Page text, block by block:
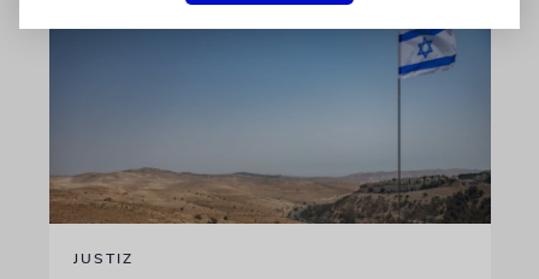
JUSTIZ